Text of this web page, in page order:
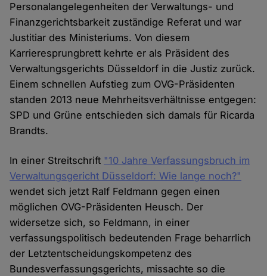
Personalangelegenheiten der Verwaltungs- und
Finanzgerichtsbarkeit zuständige Referat und war
Justitiar des Ministeriums. Von diesem
Karrieresprungbrett kehrte er als Präsident des
Verwaltungsgerichts Düsseldorf in die Justiz zurück.
Einem schnellen Aufstieg zum OVG-Präsidenten
standen 2013 neue Mehrheitsverhältnisse entgegen:
SPD und Grüne entschieden sich damals für Ricarda
Brandts.
In einer Streitschrift "10 Jahre Verfassungsbruch im
Verwaltungsgericht Düsseldorf: Wie lange noch?"
wendet sich jetzt Ralf Feldmann gegen einen
möglichen OVG-Präsidenten Heusch. Der
widersetze sich, so Feldmann, in einer
verfassungspolitisch bedeutenden Frage beharrlich
der Letztentscheidungskompetenz des
Bundesverfassungsgerichts, missachte so die